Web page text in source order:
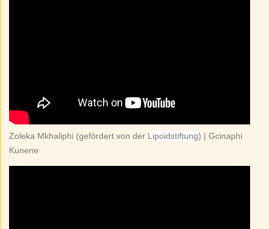
Zoleka Mkhaliphi (gefördert von der Lipoidstiftung) | Gcinaphi
Kunene